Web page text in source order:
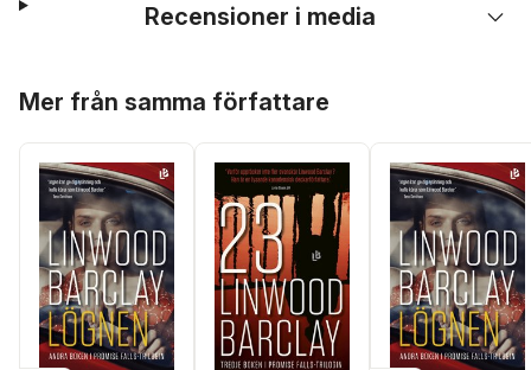
Recensioner i media
Mer från samma författare